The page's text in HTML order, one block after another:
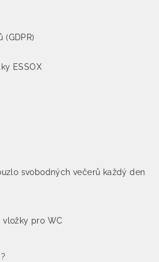
(GDPR)
ESSOX
svobodných večerů každý den
pro WC